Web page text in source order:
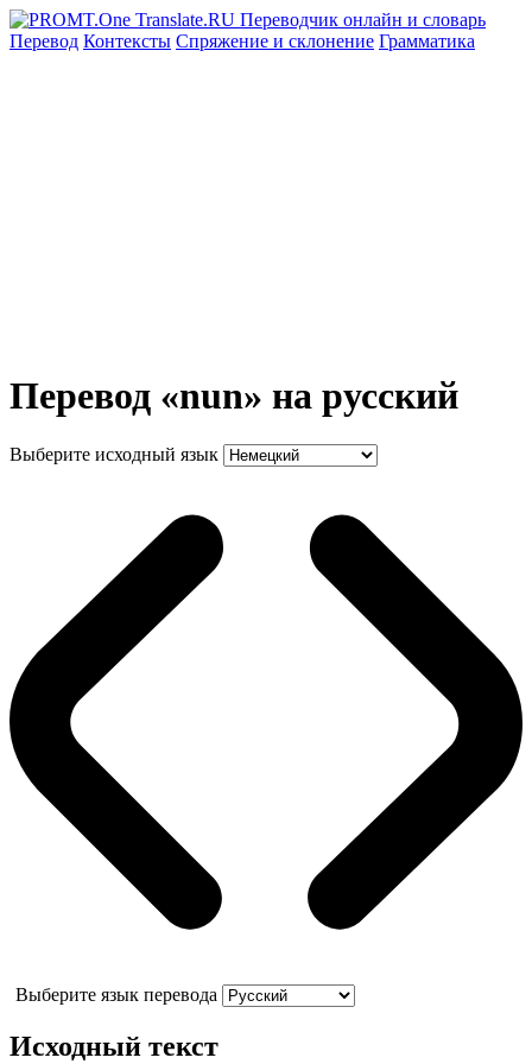
Перевод Контексты Спряжение и склонение Грамматика
Перевод «nun» на русский
Выберите исходный язык
Выберите язык перевода
Исходный текст